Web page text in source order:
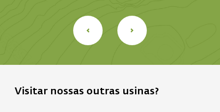
Visitar nossas outras usinas?